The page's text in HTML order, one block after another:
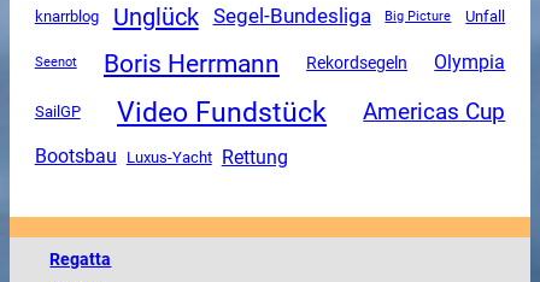
knarrblog Unglück Segel-Bundesliga Big Picture Unfall
Seenot Boris Herrmann Rekordsegeln Olympia
SailGP Video Fundstück Americas Cup
Bootsbau Luxus-Yacht Rettung
Regatta